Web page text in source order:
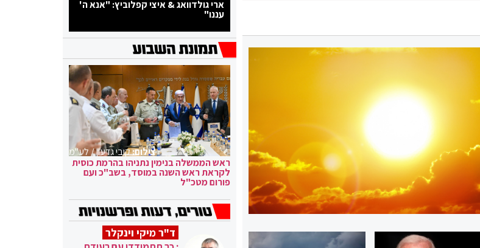
ארי גולדוואג & איצי קפלוביץ: "אנא ה'
עננו"
צילום:קובי גדעון / לע"מ
ראש הממשלה בנימין נתניהו בהרמת כוסית
לקראת ראש השנה במוסד, בשב"כ ועם
פורום מטכ"ל
ד"ר מיקי וינקלר